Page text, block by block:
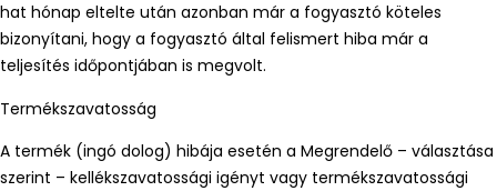
hat hónap eltelte után azonban már a fogyasztó köteles
bizonyítani, hogy a fogyasztó által felismert hiba már a
teljesítés időpontjában is megvolt.
Termékszavatosság
A termék (ingó dolog) hibája esetén a Megrendelő – választása
szerint – kellékszavatossági igényt vagy termékszavatossági